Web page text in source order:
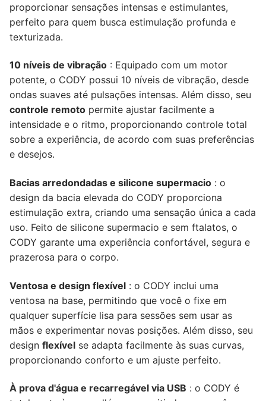
proporcionar sensações intensas e estimulantes,
perfeito para quem busca estimulação profunda e
texturizada.
10 níveis de vibração : Equipado com um motor
potente, o CODY possui 10 níveis de vibração, desde
ondas suaves até pulsações intensas. Além disso, seu
controle remoto permite ajustar facilmente a
intensidade e o ritmo, proporcionando controle total
sobre a experiência, de acordo com suas preferências
e desejos.
Bacias arredondadas e silicone supermacio : o
design da bacia elevada do CODY proporciona
estimulação extra, criando uma sensação única a cada
uso. Feito de silicone supermacio e sem ftalatos, o
CODY garante uma experiência confortável, segura e
prazerosa para o corpo.
Ventosa e design flexível : o CODY inclui uma
ventosa na base, permitindo que você o fixe em
qualquer superfície lisa para sessões sem usar as
mãos e experimentar novas posições. Além disso, seu
design flexível se adapta facilmente às suas curvas,
proporcionando conforto e um ajuste perfeito.
À prova d'água e recarregável via USB : o CODY é